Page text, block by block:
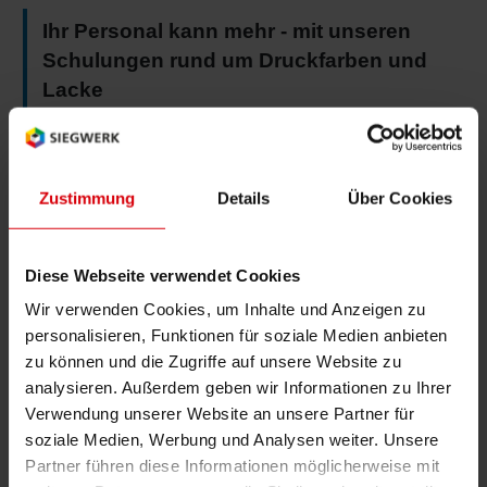
Zustimmung Details Über Cookies
Diese Webseite verwendet Cookies
Wir verwenden Cookies, um Inhalte und Anzeigen zu
personalisieren, Funktionen für soziale Medien anbieten
zu können und die Zugriffe auf unsere Website zu
analysieren. Außerdem geben wir Informationen zu Ihrer
Verwendung unserer Website an unsere Partner für
soziale Medien, Werbung und Analysen weiter. Unsere
Partner führen diese Informationen möglicherweise mit
Ihr Personal kann mehr - mit unseren
Schulungen rund um Druckfarben und
Lacke
Schulungen zum Thema
Produktsicherheit
Produktrisiken lassen sich vermeiden – mit Siegwerk
Siegwerk unterstützt Sie dabei, die Sicherheit
Ihrer Produkte zu gewährleisten. Hierzu bieten